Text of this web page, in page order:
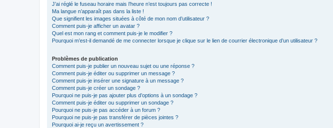
J’ai réglé le fuseau horaire mais l’heure n’est toujours pas correcte !
Ma langue n’apparaît pas dans la liste !
Que signifient les images situées à côté de mon nom d’utilisateur ?
Comment puis-je afficher un avatar ?
Quel est mon rang et comment puis-je le modifier ?
Pourquoi m’est-il demandé de me connecter lorsque je clique sur le lien de courrier électronique d’un utilisateur ?
Problèmes de publication
Comment puis-je publier un nouveau sujet ou une réponse ?
Comment puis-je éditer ou supprimer un message ?
Comment puis-je insérer une signature à un message ?
Comment puis-je créer un sondage ?
Pourquoi ne puis-je pas ajouter plus d’options à un sondage ?
Comment puis-je éditer ou supprimer un sondage ?
Pourquoi ne puis-je pas accéder à un forum ?
Pourquoi ne puis-je pas transférer de pièces jointes ?
Pourquoi ai-je reçu un avertissement ?